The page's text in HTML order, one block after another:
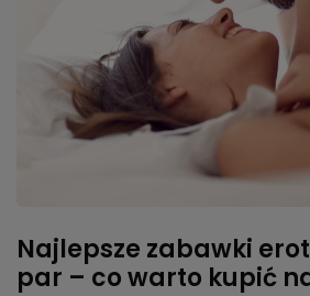
Najlepsze zabawki
par – co warto kupić